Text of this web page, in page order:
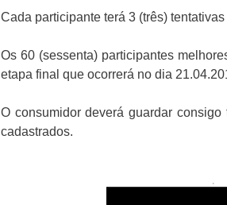
Cada participante terá 3 (três)
Os 60 (sessenta) participantes
etapa final que ocorrerá no dia
O consumidor deverá guardar
cadastrados.